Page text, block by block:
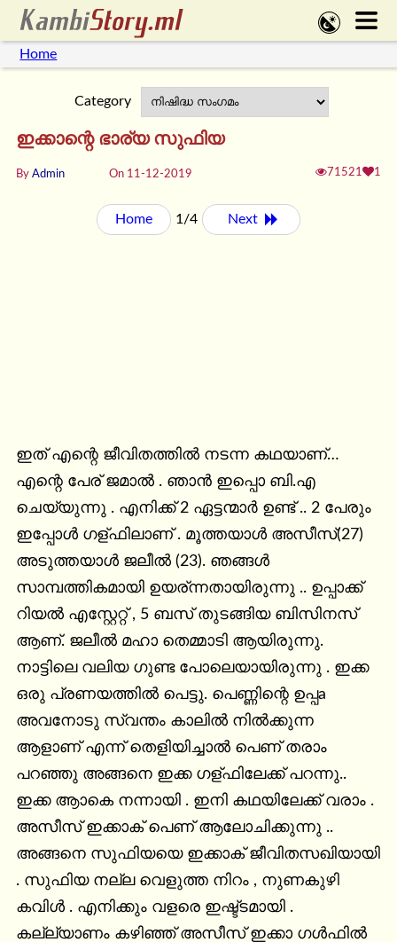
Home
Category
ഇക്കാന്റെ ഭാര്യ സുഫിയ
By Admin On 11-12-2019 71521 1
Home 1/4 Next
ഇത് എന്റെ ജീവിതത്തിൽ നടന്ന കഥയാണ്…
എന്റെ പേര് ജമാൽ . ഞാൻ ഇപ്പൊ ബി.എ
ചെയ്യുന്നു . എനിക്ക് 2 ഏട്ടന്മാർ ഉണ്ട് .. 2 പേരും
ഇപ്പോൾ ഗള്ഫിലാണ് . മൂത്തയാൾ അസീസ്(27)
അടുത്തയാൾ ജലീൽ (23). ഞങ്ങൾ
സാമ്പത്തികമായി ഉയര്ന്നതായിരുന്നു .. ഉപ്പാക്ക്
റിയൽ എസ്റ്റേറ്റ് , 5 ബസ് തുടങ്ങിയ ബിസിനസ്
ആണ്. ജലീൽ മഹാ തെമ്മാടി ആയിരുന്നു.
നാട്ടിലെ വലിയ ഗുണ്ട പോലെയായിരുന്നു . ഇക്ക
ഒരു പ്രണയത്തിൽ പെട്ടു. പെണ്ണിന്റെ ഉപ്പa
അവനോടു സ്വന്തം കാലിൽ നിൽക്കുന്ന
ആളാണ് എന്ന് തെളിയിച്ചാൽ പെണ് തരാം
പറഞ്ഞു അങ്ങനെ ഇക്ക ഗള്ഫിലേക്ക് പറന്നു..
ഇക്ക ആാകെ നന്നായി . ഇനി കഥയിലേക്ക് വരാം .
അസീസ് ഇക്കാക് പെണ് ആലോചിക്കുന്നു ..
അങ്ങനെ സുഫിയയെ ഇക്കാക് ജീവിതസഖിയായി
. സുഫിയ നല്ല വെളുത്ത നിറം , നുണകുഴി
കവിൾ . എനിക്കും വളരെ ഇഷ്ട്ടമായി .
കല്ല്യാണം കഴിഞ്ഞ് അസീസ് ഇക്കാ ഗൾഫിൽ